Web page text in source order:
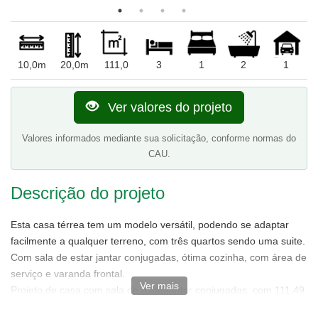
10,0m 20,0m 111,0 3 1 2 1
Ver valores do projeto
Valores informados mediante sua solicitação, conforme normas do
CAU.
Descrição do projeto
Esta casa térrea tem um modelo versátil, podendo se adaptar
facilmente a qualquer terreno, com três quartos sendo uma suite.
Com sala de estar jantar conjugadas, ótima cozinha, com área de
serviço e varanda frontal.
Projeto de casa com sala de estar/jantar conjugadas, com 111,49
Ver mais